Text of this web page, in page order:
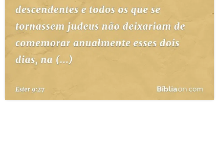
TEMAS
PERGUNTE À BÍBLIA
TERMO BÍBLICO JOGOS
QUEM SOMOS